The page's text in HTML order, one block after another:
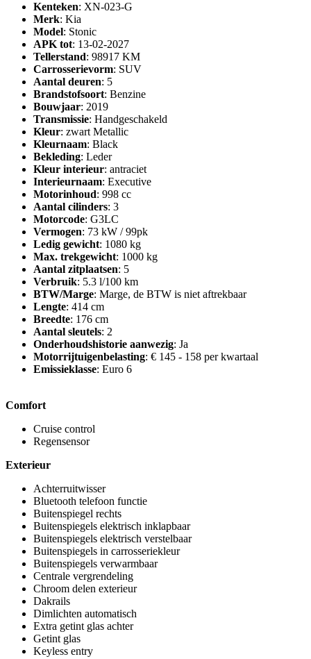
Kenteken: XN-023-G
Merk: Kia
Model: Stonic
APK tot: 13-02-2027
Tellerstand: 98917 KM
Carrosserievorm: SUV
Aantal deuren: 5
Brandstofsoort: Benzine
Bouwjaar: 2019
Transmissie: Handgeschakeld
Kleur: zwart Metallic
Kleurnaam: Black
Bekleding: Leder
Kleur interieur: antraciet
Interieurnaam: Executive
Motorinhoud: 998 cc
Aantal cilinders: 3
Motorcode: G3LC
Vermogen: 73 kW / 99pk
Ledig gewicht: 1080 kg
Max. trekgewicht: 1000 kg
Aantal zitplaatsen: 5
Verbruik: 5.3 l/100 km
BTW/Marge: Marge, de BTW is niet aftrekbaar
Lengte: 414 cm
Breedte: 176 cm
Aantal sleutels: 2
Onderhoudshistorie aanwezig: Ja
Motorrijtuigenbelasting: € 145 - 158 per kwartaal
Emissieklasse: Euro 6
Comfort
Cruise control
Regensensor
Exterieur
Achterruitwisser
Bluetooth telefoon functie
Buitenspiegel rechts
Buitenspiegels elektrisch inklapbaar
Buitenspiegels elektrisch verstelbaar
Buitenspiegels in carrosseriekleur
Buitenspiegels verwarmbaar
Centrale vergrendeling
Chroom delen exterieur
Dakrails
Dimlichten automatisch
Extra getint glas achter
Getint glas
Keyless entry